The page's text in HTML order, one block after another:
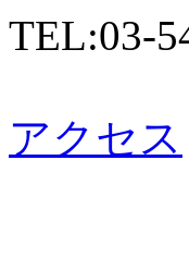
TEL:03-
アクセス